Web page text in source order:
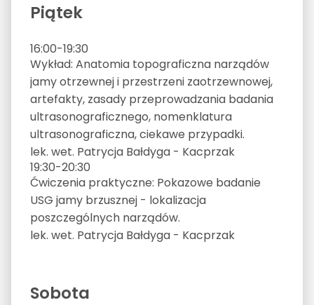
Piątek
16:00-19:30
Wykład: Anatomia topograficzna narządów
jamy otrzewnej i przestrzeni zaotrzewnowej,
artefakty, zasady przeprowadzania badania
ultrasonograficznego, nomenklatura
ultrasonograficzna, ciekawe przypadki.
lek. wet. Patrycja Bałdyga - Kacprzak
19:30-20:30
Ćwiczenia praktyczne: Pokazowe badanie
USG jamy brzusznej - lokalizacja
poszczególnych narządów.
lek. wet. Patrycja Bałdyga - Kacprzak
Sobota